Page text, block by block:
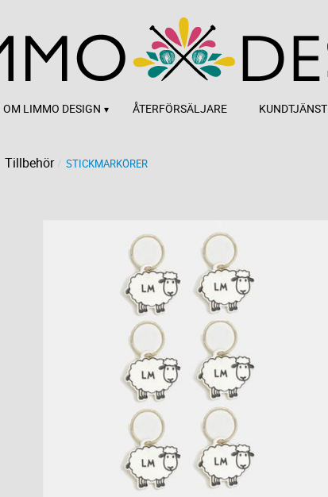
OM LIMMO DESIGN ÅTERFÖRSÄLJARE KUNDTJÄNST
Tillbehör STICKMARKÖRER